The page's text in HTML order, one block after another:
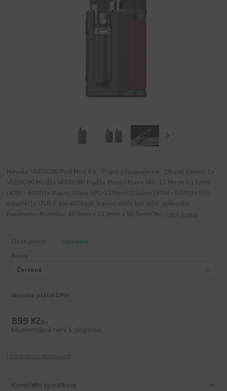
Nevoks VEEGO80 Pod Mod Kit Popis připravujeme Obsah balení: 1x
VEEGO80 Mod1x VEEGO80 Pod1x žhavící hlava SPL-12 Mesh 0,17ohm
(40W - 60W)1x žhavící hlava SPL-12 Mesh 0,3ohm (30W - 50W)1x 510
adaptér1x USB-C kabelObsah balení může být ještě upřesněn
Parametry: Rozměry: 49,0mm x 23,3mm x 90,5mmObj... celý popis
Dostupnost
skladem
Barva
Nejsme plátci DPH
899 Kč/ks
Momentálně není k dispozici
Kompletní specifikace